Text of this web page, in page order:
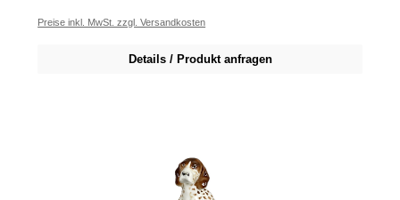
Preise inkl. MwSt. zzgl. Versandkosten
Details / Produkt anfragen